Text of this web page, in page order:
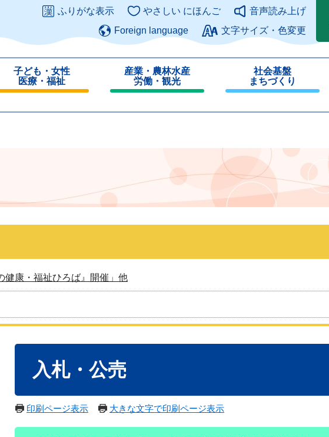
このページの本文へ
ふりがな表示 やさしい にほんご
音声読み上げ
Foreign language
文字サイズ・色変更
子ども・女性
医療・福祉
産業・農林水産
労働・観光
じ
社会基盤
まちづくり
じ
健康・福祉ひろば』開催」他
入札・公売
印刷ページ表示 大きな文字で印刷ページ表示